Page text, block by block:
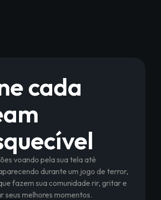
cada
voando pela sua tela até
durante um jogo de terror,
fazem sua comunidade rir, gritar e
seus melhores momentos.